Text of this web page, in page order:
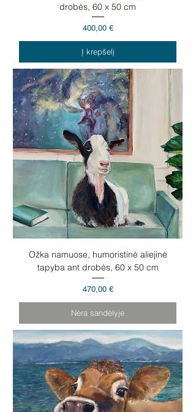
drobės, 60 x 50 cm
Kaina
400,00 €
Į krepšelį
Ožka namuose, humoristinė aliejinė
tapyba ant drobės, 60 x 50 cm
Kaina
470,00 €
Nėra sandėlyje